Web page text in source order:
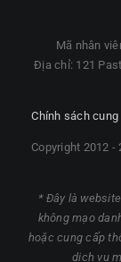
Mã nhân
Địa chỉ: 121
Chính sách
Copyright 2012 -
* Đây là
không mạo
hoặc cung cấp
dịch vụ